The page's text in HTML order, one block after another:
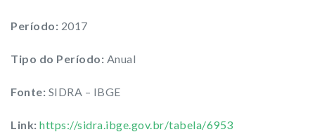
Período: 2017
Tipo do Período: Anual
Fonte: SIDRA – IBGE
Link: https://sidra.ibge.gov.br/tabela/6953